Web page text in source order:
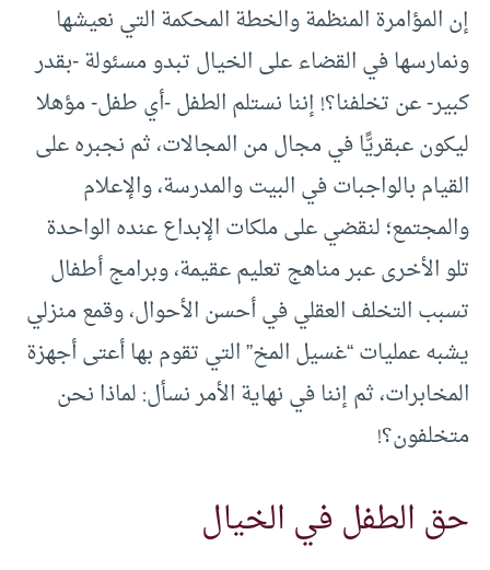
إن المؤامرة المنظمة والخطة المحكمة التي نعيشها
ونمارسها في القضاء على الخيال تبدو مسئولة -بقدر
كبير- عن تخلفنا؟! إننا نستلم الطفل -أي طفل- مؤهلا
ليكون عبقريًّا في مجال من المجالات، ثم نجبره على
القيام بالواجبات في البيت والمدرسة، والإعلام
والمجتمع؛ لنقضي على ملكات الإبداع عنده الواحدة
تلو الأخرى عبر مناهج تعليم عقيمة، وبرامج أطفال
تسبب التخلف العقلي في أحسن الأحوال، وقمع منزلي
يشبه عمليات “غسيل المخ” التي تقوم بها أعتى أجهزة
المخابرات، ثم إننا في نهاية الأمر نسأل: لماذا نحن
متخلفون؟!
حق الطفل في الخيال